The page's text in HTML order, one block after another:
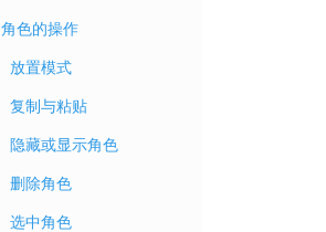
角色的操作
放置模式
复制与粘贴
隐藏或显示角色
删除角色
选中角色